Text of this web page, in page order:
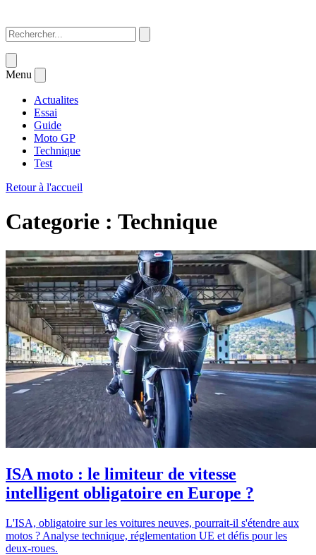
Menu
Actualites
Essai
Guide
Moto GP
Technique
Test
Retour à l'accueil
Categorie : Technique
ISA moto : le limiteur de vitesse
intelligent obligatoire en Europe ?
L'ISA, obligatoire sur les voitures neuves, pourrait-il s'étendre aux
motos ? Analyse technique, réglementation UE et défis pour les
deux-roues.